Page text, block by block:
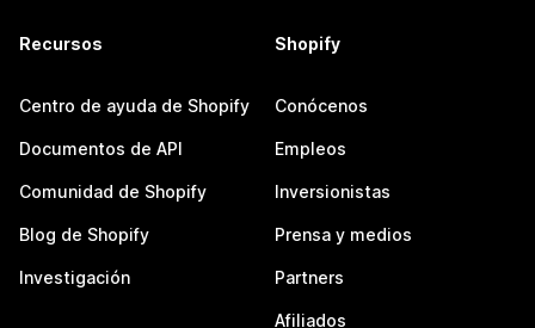
Recursos
Centro de ayuda de Shopify
Documentos de API
Comunidad de Shopify
Blog de Shopify
Investigación
Shopify
Conócenos
Empleos
Inversionistas
Prensa y medios
Partners
Afiliados